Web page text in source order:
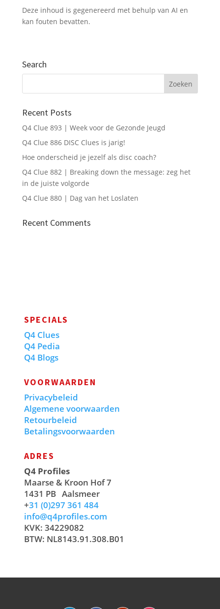
Deze inhoud is gegenereerd met behulp van AI en
kan fouten bevatten.
Search
Recent Posts
Q4 Clue 893 | Week voor de Gezonde Jeugd
Q4 Clue 886 DISC Clues is jarig!
Hoe onderscheid je jezelf als disc coach?
Q4 Clue 882 | Breaking down the message: zeg het
in de juiste volgorde
Q4 Clue 880 | Dag van het Loslaten
Recent Comments
SPECIALS
Q4 Clues
Q4 Pedia
Q4 Blogs
VOORWAARDEN
Privacybeleid
Algemene voorwaarden
Retourbeleid
Betalingsvoorwaarden
ADRES
Q4 Profiles
Maarse & Kroon Hof 7
1431 PB Aalsmeer
+31 (0)297 361 484
info@q4profiles.com
KVK: 34229082
BTW: NL8143.91.308.B01